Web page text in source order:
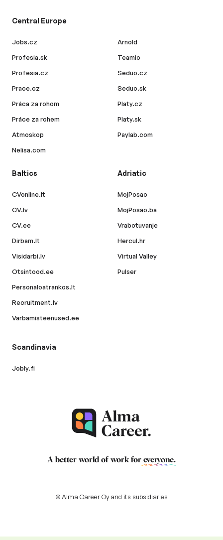
Central Europe
Jobs.cz
Profesia.sk
Profesia.cz
Prace.cz
Práca za rohom
Práce za rohem
Atmoskop
Nelisa.com
Arnold
Teamio
Seduo.cz
Seduo.sk
Platy.cz
Platy.sk
Paylab.com
Baltics
CVonline.lt
CV.lv
CV.ee
Dirbam.lt
Visidarbi.lv
Otsintood.ee
Personaloatrankos.lt
Recruitment.lv
Varbamisteenused.ee
Adriatic
MojPosao
MojPosao.ba
Vrabotuvanje
Hercul.hr
Virtual Valley
Pulser
Scandinavia
Jobly.fi
A better world of work for everyone.
© Alma Career Oy and its subsidiaries